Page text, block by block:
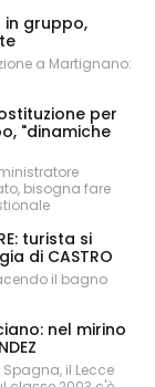
in gruppo,
a Martignano:
per
"dinamiche
bisogna fare
turista si
di CASTRO
il bagno
nel mirino
il Lecce